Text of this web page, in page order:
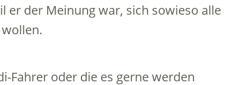
er der Meinung war, sich sowieso alle
Fahrer oder die es gerne werden